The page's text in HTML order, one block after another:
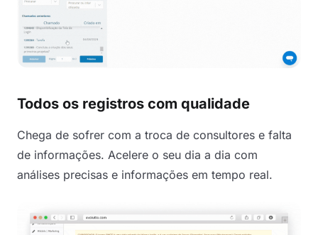
Todos os registros com qualidade
Chega de sofrer com a troca de consultores e falta
de informações. Acelere o seu dia a dia com
análises precisas e informações em tempo real.